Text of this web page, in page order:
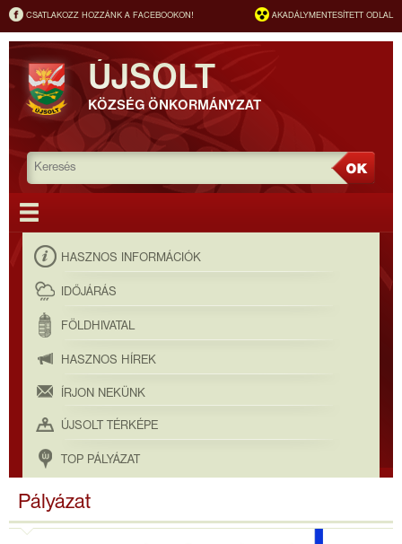
CSATLAKOZZ HOZZÁNK A FACEBOOKON! AKADÁLYMENTESÍTETT ODLAL
ÚJSOLT
KÖZSÉG ÖNKORMÁNYZAT
HASZNOS INFORMÁCIÓK
IDŐJÁRÁS
FÖLDHIVATAL
HASZNOS HÍREK
ÍRJON NEKÜNK
ÚJSOLT TÉRKÉPE
TOP PÁLYÁZAT
Pályázat